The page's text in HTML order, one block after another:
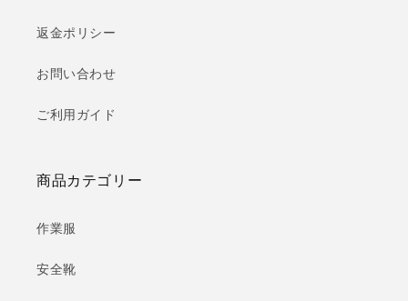
返金ポリシー
お問い合わせ
ご利用ガイド
商品カテゴリー
作業服
安全靴